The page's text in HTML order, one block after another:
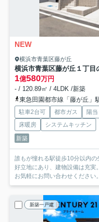
NEW
横浜市青葉区藤が丘
横浜市青葉区藤が丘１丁目
1億580万円
- / 120.89㎡ / 4LDK /新築
東急田園都市線「藤が丘」
駐車2台可 都市ガス 陽
床暖房
システムキッチン
新築
誰もが憧れる駅徒歩10分以内の
好立地にあり、建物設備は充実。
お気軽にお問い合わせください。
新築一戸建